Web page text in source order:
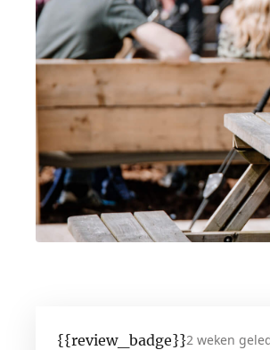
{{review_badge}}2 weken